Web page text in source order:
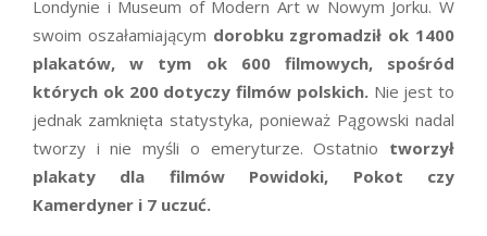
Londynie i Museum of Modern Art w Nowym Jorku. W
swoim oszałamiającym dorobku zgromadził ok 1400
plakatów, w tym ok 600 filmowych, spośród
których ok 200 dotyczy filmów polskich.Nie jest to
jednak zamknięta statystyka, ponieważ Pągowski nadal
tworzy i nie myśli o emeryturze. Ostatnio tworzył
plakaty dla filmów Powidoki, Pokot czy
Kamerdyner i 7 uczuć.